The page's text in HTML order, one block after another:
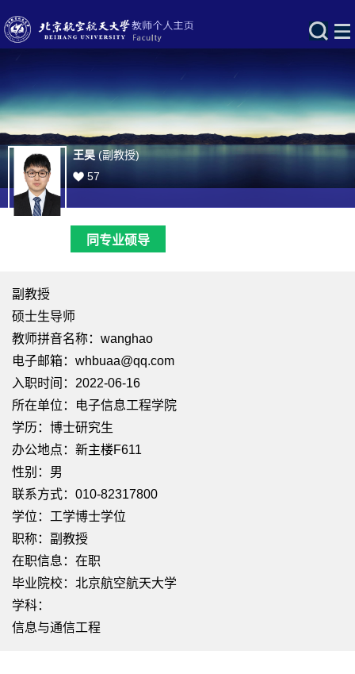
王昊(副教授)
57
同专业硕导
副教授
硕士生导师
教师拼音名称：wanghao
电子邮箱： whbuaa@qq.com
入职时间：2022-06-16
所在单位：电子信息工程学院
学历：博士研究生
办公地点：新主楼F611
性别：男
联系方式：010-82317800
学位：工学博士学位
职称：副教授
在职信息：在职
毕业院校：北京航空航天大学
学科：
信息与通信工程